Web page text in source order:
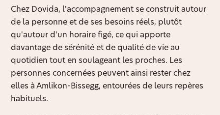
Chez Dovida, l'accompagnement se construit autour
de la personne et de ses besoins réels, plutôt
qu'autour d'un horaire figé, ce qui apporte
davantage de sérénité et de qualité de vie au
quotidien tout en soulageant les proches. Les
personnes concernées peuvent ainsi rester chez
elles à Amlikon-Bissegg, entourées de leurs repères
habituels.